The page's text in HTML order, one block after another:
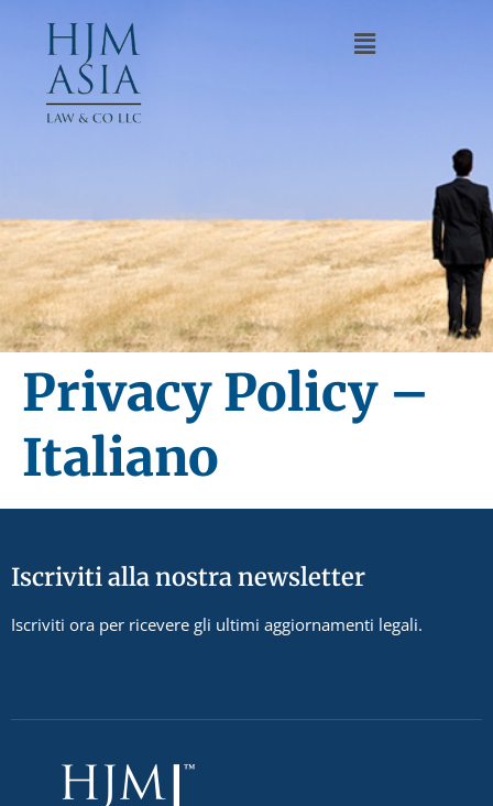
Privacy Policy –
Italiano
Iscriviti alla nostra newsletter
Iscriviti ora per ricevere gli ultimi aggiornamenti legali.